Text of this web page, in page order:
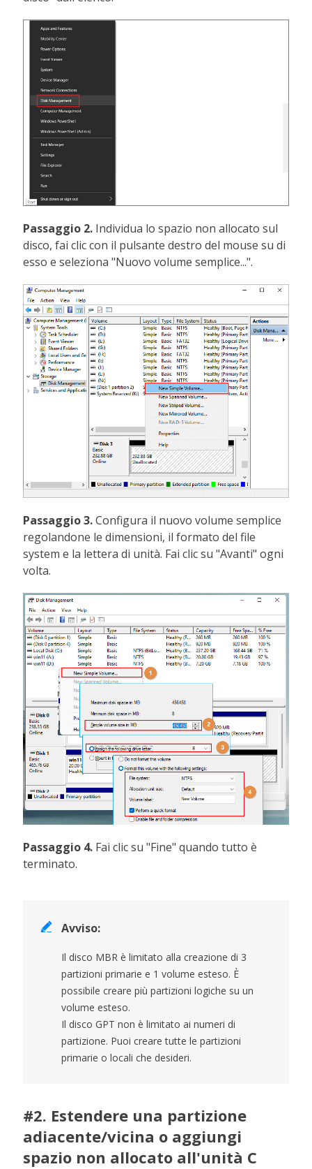
Passaggio 2. Individua lo spazio non allocato sul
disco, fai clic con il pulsante destro del mouse su di
esso e seleziona "Nuovo volume semplice...".
Passaggio 3.Configura il nuovo volume semplice
regolandone le dimensioni, il formato del file
system e la lettera di unità. Fai clic su "Avanti" ogni
volta.
Passaggio 4. Fai clic su "Fine" quando tutto è
terminato.
 Avviso:
Il disco MBR è limitato alla creazione di 3
partizioni primarie e 1 volume esteso. È
possibile creare più partizioni logiche su un
volume esteso.
Il disco GPT non è limitato ai numeri di
partizione. Puoi creare tutte le partizioni
primarie o locali che desideri.
#2. Estendere una partizione
adiacente/vicina o aggiungi
spazio non allocato all'unità C